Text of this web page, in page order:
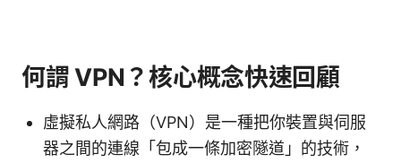
何謂 VPN？核心概念快速回顧
虛擬私人網路（VPN）是一種把你裝置與伺服
器之間的連線「包成一條加密隧道」的技術，